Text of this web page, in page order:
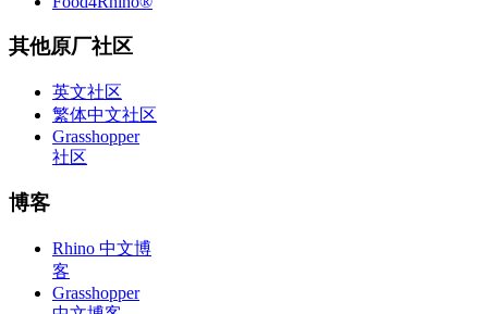
其他原厂社区
英文社区
繁体中文社区
Grasshopper
社区
博客
Rhino 中文博
客
Grasshopper